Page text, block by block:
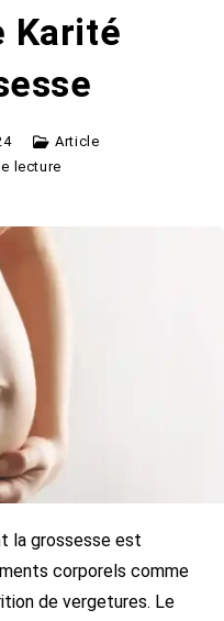
Karité
Article
lecture
la grossesse est
corporels comme
de vergetures. Le